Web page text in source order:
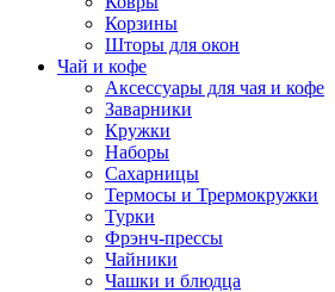
Корзины
Шторы для окон
Чай и кофе
Аксессуары для чая и кофе
Заварники
Кружки
Наборы
Сахарницы
Термосы и Трермокружки
Турки
Фрэнч-прессы
Чайники
Чашки и блюдца